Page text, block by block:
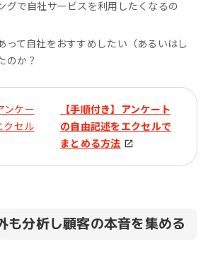
グで自社サービスを利用したくなるの
って自社をおすすめしたい（あるいはし
のか？
【手順付き】アンケート
の自由記述をエクセルで
まとめる方法
も分析し顧客の本音を集める